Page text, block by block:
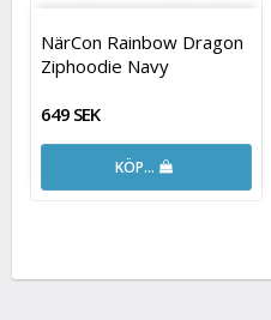
NärCon Rainbow Dragon
Ziphoodie Navy
649 SEK
KÖP…